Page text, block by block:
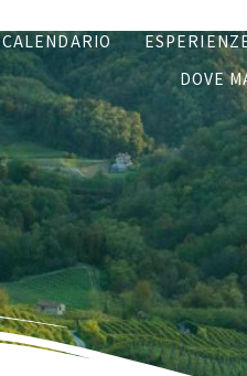
CALENDARIO
DOVE